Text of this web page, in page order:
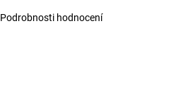
Podrobnosti hodnocení